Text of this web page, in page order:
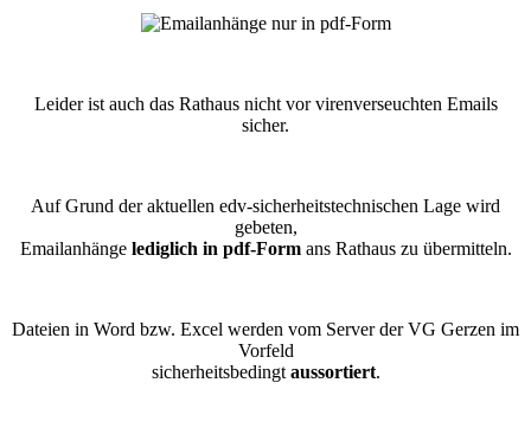
Leider ist auch das Rathaus nicht vor virenverseuchten Emails
sicher.
Auf Grund der aktuellen edv-sicherheitstechnischen Lage wird
gebeten,
Emailanhänge lediglich in pdf-Formans Rathaus zu übermitteln.
Dateien in Word bzw. Excel werden vom Server der VG Gerzen im
Vorfeld
sicherheitsbedingt aussortiert.